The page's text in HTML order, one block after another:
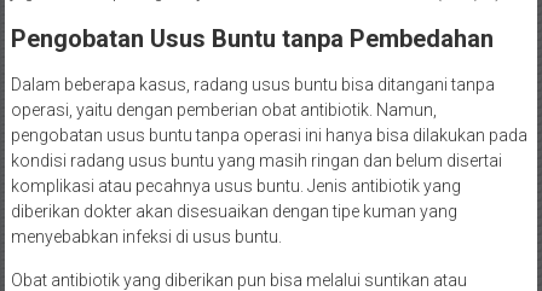
Pengobatan Usus Buntu tanpa Pembedahan
Dalam beberapa kasus, radang usus buntu bisa ditangani tanpa
operasi, yaitu dengan pemberian obat antibiotik. Namun,
pengobatan usus buntu tanpa operasi ini hanya bisa dilakukan pada
kondisi radang usus buntu yang masih ringan dan belum disertai
komplikasi atau pecahnya usus buntu. Jenis antibiotik yang
diberikan dokter akan disesuaikan dengan tipe kuman yang
menyebabkan infeksi di usus buntu.
Obat antibiotik yang diberikan pun bisa melalui suntikan atau